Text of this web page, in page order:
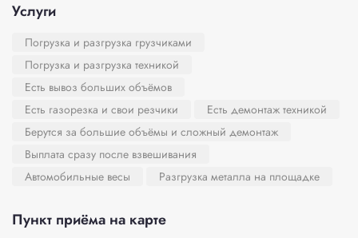
Услуги
Погрузка и разгрузка грузчиками
Погрузка и разгрузка техникой
Есть вывоз больших объёмов
Есть газорезка и свои резчики
Есть демонтаж техникой
Берутся за большие объёмы и сложный демонтаж
Выплата сразу после взвешивания
Автомобильные весы
Разгрузка металла на площадке
Пункт приёма на карте